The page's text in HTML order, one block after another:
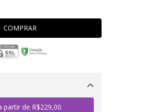
partir de R$229,00